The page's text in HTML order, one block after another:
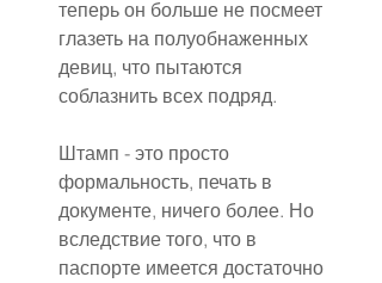
теперь он больше не посмеет
глазеть на полуобнаженных
девиц, что пытаются
соблазнить всех подряд.
Штамп - это просто
формальность, печать в
документе, ничего более. Но
вследствие того, что в
паспорте имеется достаточно